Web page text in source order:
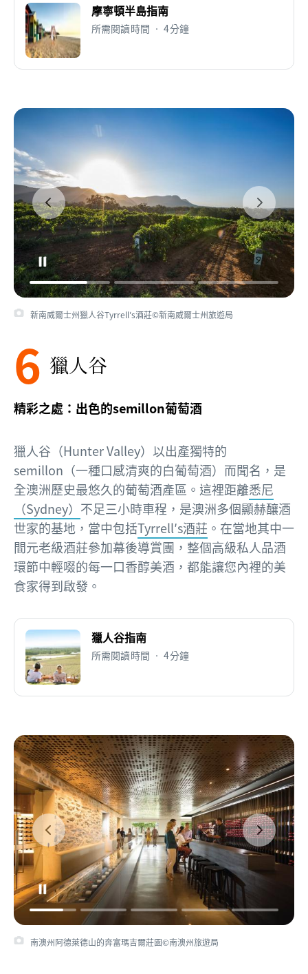
摩寧頓半島指南
所需閱讀時間 • 4分鐘
新南威爾士州獵人谷Tyrrell′s酒莊©新南威爾士州旅遊局
6 獵人谷
精彩之處：出色的semillon葡萄酒
獵人谷（Hunter Valley）以出產獨特的
semillon（一種口感清爽的白葡萄酒）而聞名，是
全澳洲歷史最悠久的葡萄酒產區。這裡距離悉尼
（Sydney） 不足三小時車程，是澳洲多個顯赫釀酒
世家的基地，當中包括Tyrrell′s酒莊 。在當地其中一
間元老級酒莊參加幕後導賞團，整個高級私人品酒
環節中輕啜的每一口香醇美酒，都能讓您內裡的美
食家得到啟發。
獵人谷指南
所需閱讀時間 • 4分鐘
南澳州阿德萊德山的奔富瑪吉爾莊園©南澳州旅遊局